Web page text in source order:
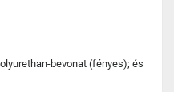
bevonat (fényes); és